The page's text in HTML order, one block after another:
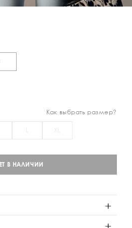
Как выбрать размер?
В НАЛИЧИИ